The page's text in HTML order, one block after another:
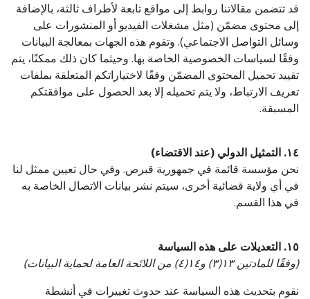
قد تتضمن مقالاتنا روابط إلى مواقع تابعة لأطراف ثالثة، بالإضافة
إلى محتوى مضمّن (مثل مشغلات الفيديو أو المنشورات على
وسائل التواصل الاجتماعي). وتقوم هذه الجهات بمعالجة البيانات
وفقًا لسياسات الخصوصية الخاصة بها. وحيثما كان ذلك ممكنًا، يتم
تقييد تحميل المحتوى المضمّن وفقًا لاختياراتكم المتعلقة بملفات
تعريف الارتباط، ولا يتم تحميله إلا بعد الحصول على موافقتكم
المسبقة.
١٤. التمثيل الدولي (عند الاقتضاء)
نحن مؤسسة قائمة في جمهورية قبرص. وفي حال تعيين ممثل لنا
في أي ولاية قضائية أخرى، سيتم نشر بيانات الاتصال الخاصة به
في هذا القسم.
١٥. التعديلات على هذه السياسة
(وفقًا للمادتين ١٣(٣) و١٤(٤) من اللائحة العامة لحماية البيانات)
نقوم بتحديث هذه السياسة عند حدوث تغييرات في أنشطة